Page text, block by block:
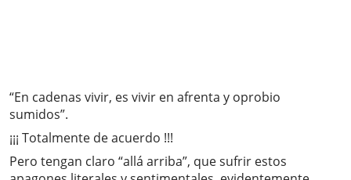
“En cadenas vivir, es vivir en afrenta y oprobio
sumidos”.
¡¡¡ Totalmente de acuerdo !!!
Pero tengan claro “allá arriba”, que sufrir estos